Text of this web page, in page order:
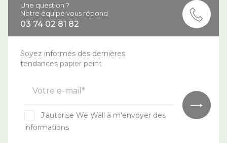
Une question ?
Notre équipe vous répond
03 74 02 81 82
Soyez informés des dernières
tendances papier peint
Votre e-mail*
J'autorise We Wall à m'envoyer des
informations